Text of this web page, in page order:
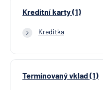
Kreditní karty (1)
Kreditka
Termínovaný vklad (1)